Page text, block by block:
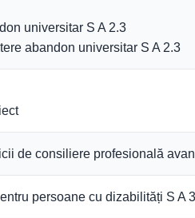
universitar S A 2.3
abandon universitar S A 2.3
de consiliere profesională
persoane cu dizabilități S A